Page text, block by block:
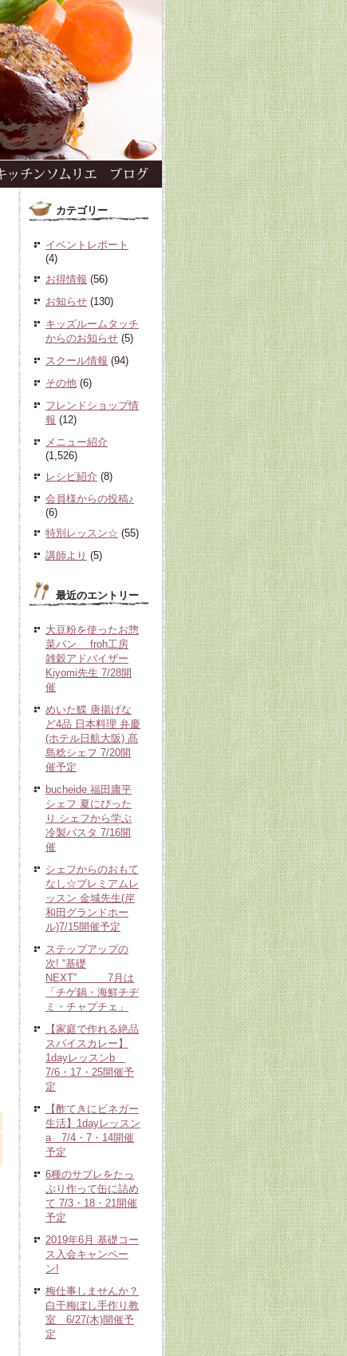
カテゴリー
イベントレポート
(4)
お得情報 (56)
お知らせ (130)
キッズルームタッチ
からのお知らせ (5)
スクール情報 (94)
その他 (6)
フレンドショップ情
報 (12)
メニュー紹介
(1,526)
レシピ紹介 (8)
会員様からの投稿♪
(6)
特別レッスン☆ (55)
講師より (5)
最近のエントリー
大豆粉を使ったお惣
菜パン froh工房
雑穀アドバイザー
Kiyomi先生 7/28開
催
めいた鰈 唐揚げな
ど4品 日本料理 弁慶
(ホテル日航大阪) 髙
島稔シェフ 7/20開
催予定
bucheide 福田庸平
シェフ 夏にぴった
り シェフから学ぶ
冷製パスタ 7/16開
催
シェフからのおもて
なし☆プレミアムレ
ッスン 金城先生(岸
和田グランドホー
ル)7/15開催予定
ステップアップの
次! “基礎
NEXT” 7月は
「チゲ鍋・海鮮チヂ
ミ・チャプチェ」
【家庭で作れる絶品
スパイスカレー】
1dayレッスンb
7/6・17・25開催予
定
【酢てきにビネガー
生活】1dayレッスン
a 7/4・7・14開催
予定
6種のサブレをたっ
ぷり作って缶に詰め
て 7/3・18・21開催
予定
2019年6月 基礎コー
ス入会キャンペー
ン!
梅仕事しませんか？
白干梅ぼし手作り教
室 6/27(木)開催予
定